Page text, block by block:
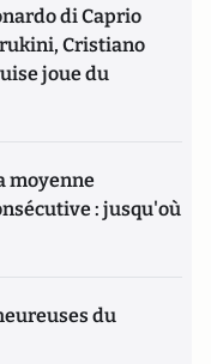
di Caprio
Cristiano
joue du
moyenne
: jusqu'où
du